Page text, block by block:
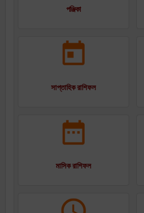
পঞ্জিকা
সাপ্তাহিক রাশিফল
মাসিক রাশিফল